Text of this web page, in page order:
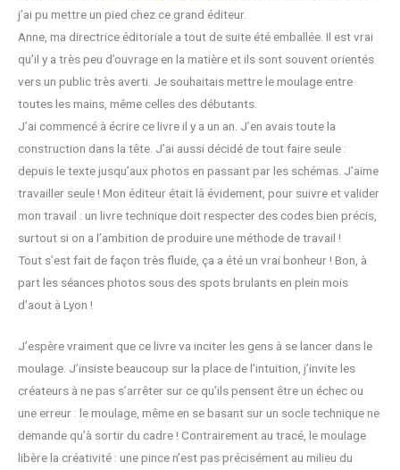
j’ai pu mettre un pied chez ce grand éditeur.
Anne, ma directrice éditoriale a tout de suite été emballée. Il est vrai
qu’il y a très peu d’ouvrage en la matière et ils sont souvent orientés
vers un public très averti. Je souhaitais mettre le moulage entre
toutes les mains, même celles des débutants.
J’ai commencé à écrire ce livre il y a un an. J’en avais toute la
construction dans la tête. J’ai aussi décidé de tout faire seule :
depuis le texte jusqu’aux photos en passant par les schémas. J’aime
travailler seule ! Mon éditeur était là évidement, pour suivre et valider
mon travail : un livre technique doit respecter des codes bien précis,
surtout si on a l’ambition de produire une méthode de travail !
Tout s’est fait de façon très fluide, ça a été un vrai bonheur ! Bon, à
part les séances photos sous des spots brulants en plein mois
d’aout à Lyon !
J’espère vraiment que ce livre va inciter les gens à se lancer dans le
moulage. J’insiste beaucoup sur la place de l’intuition, j’invite les
créateurs à ne pas s’arrêter sur ce qu’ils pensent être un échec ou
une erreur : le moulage, même en se basant sur un socle technique ne
demande qu’à sortir du cadre ! Contrairement au tracé, le moulage
libère la créativité : une pince n’est pas précisément au milieu du